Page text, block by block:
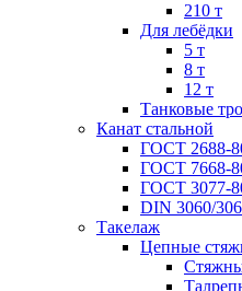
210 т
Для лебёдки
5 т
8 т
12 т
Танковые
Канат стальной
ГОСТ 2688-
ГОСТ 7668-
ГОСТ 3077-
DIN 3060/
Такелаж
Цепные